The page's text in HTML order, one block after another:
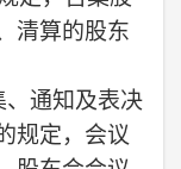
清算的股东
通知及表决
规定，会议